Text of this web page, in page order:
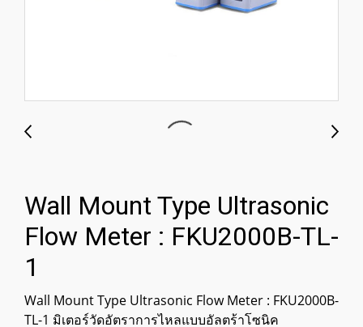
Wall Mount Type Ultrasonic
Flow Meter : FKU2000B-TL-
1
Wall Mount Type Ultrasonic Flow Meter : FKU2000B-
TL-1 มิเตอร์วัดอัตราการไหลแบบอัลตร้าโซนิค